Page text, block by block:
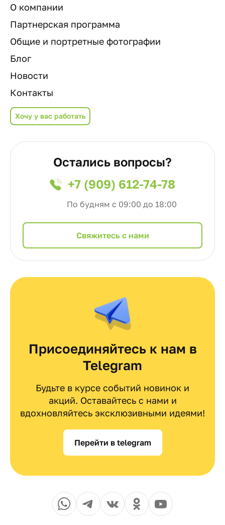
О компании
Партнерская программа
Общие и портретные фотографии
Блог
Новости
Контакты
Хочу у вас работать
Остались вопросы?
+7 (909) 612-74-78
По будням с 09:00 до 18:00
Cвяжитесь с нами
Присоединяйтесь к нам в
Telegram
Будьте в курсе событий новинок и
акций. Оставайтесь с нами и
вдохновляйтесь эксклюзивными идеями!
Перейти в telegram